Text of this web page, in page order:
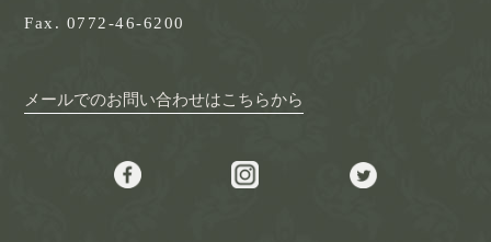
Fax. 0772-46-6200
メールでのお問い合わせはこちらから